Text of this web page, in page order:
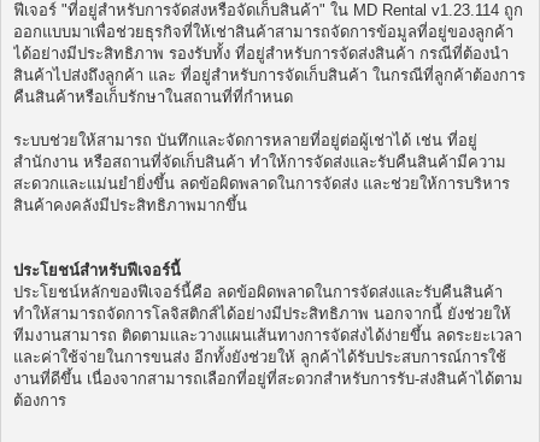
ฟีเจอร์ "ที่อยู่สำหรับการจัดส่งหรือจัดเก็บสินค้า" ใน MD Rental v1.23.114 ถูก
ออกแบบมาเพื่อช่วยธุรกิจที่ให้เช่าสินค้าสามารถจัดการข้อมูลที่อยู่ของลูกค้า
ได้อย่างมีประสิทธิภาพ รองรับทั้ง ที่อยู่สำหรับการจัดส่งสินค้า กรณีที่ต้องนำ
สินค้าไปส่งถึงลูกค้า และ ที่อยู่สำหรับการจัดเก็บสินค้า ในกรณีที่ลูกค้าต้องการ
คืนสินค้าหรือเก็บรักษาในสถานที่ที่กำหนด
ระบบช่วยให้สามารถ บันทึกและจัดการหลายที่อยู่ต่อผู้เช่าได้ เช่น ที่อยู่
สำนักงาน หรือสถานที่จัดเก็บสินค้า ทำให้การจัดส่งและรับคืนสินค้ามีความ
สะดวกและแม่นยำยิ่งขึ้น ลดข้อผิดพลาดในการจัดส่ง และช่วยให้การบริหาร
สินค้าคงคลังมีประสิทธิภาพมากขึ้น
ประโยชน์สำหรับฟีเจอร์นี้
ประโยชน์หลักของฟีเจอร์นี้คือ ลดข้อผิดพลาดในการจัดส่งและรับคืนสินค้า
ทำให้สามารถจัดการโลจิสติกส์ได้อย่างมีประสิทธิภาพ นอกจากนี้ ยังช่วยให้
ทีมงานสามารถ ติดตามและวางแผนเส้นทางการจัดส่งได้ง่ายขึ้น ลดระยะเวลา
และค่าใช้จ่ายในการขนส่ง อีกทั้งยังช่วยให้ ลูกค้าได้รับประสบการณ์การใช้
งานที่ดีขึ้น เนื่องจากสามารถเลือกที่อยู่ที่สะดวกสำหรับการรับ-ส่งสินค้าได้ตาม
ต้องการ